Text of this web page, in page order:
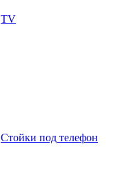
ТV
Стойки под телефон